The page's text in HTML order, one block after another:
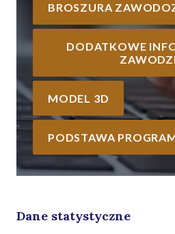
BROSZURA
DODATKOWE
MODEL 3D
PODSTAWA
Dane statystyczne